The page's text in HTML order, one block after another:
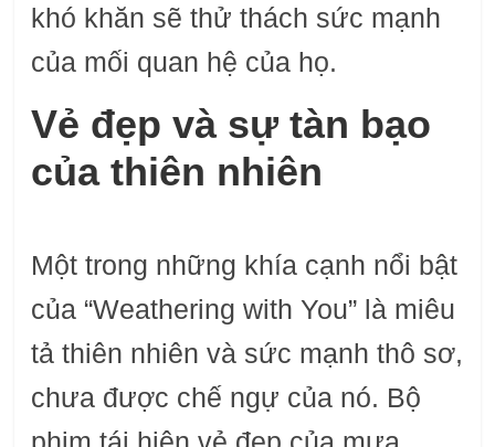
khó khăn sẽ thử thách sức mạnh
của mối quan hệ của họ.
Vẻ đẹp và sự tàn bạo
của thiên nhiên
Một trong những khía cạnh nổi bật
của “Weathering with You” là miêu
tả thiên nhiên và sức mạnh thô sơ,
chưa được chế ngự của nó. Bộ